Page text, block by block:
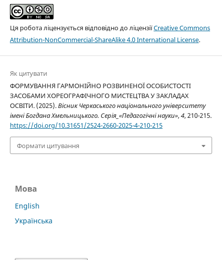
Ця робота ліцензується відповідно до ліцензіїCreative Commons
Attribution-NonCommercial-ShareAlike 4.0 International License.
Як цитувати
ФОРМУВАННЯ ГАРМОНІЙНО РОЗВИНЕНОЇ ОСОБИСТОСТІ
ЗАСОБАМИ ХОРЕОГРАФІЧНОГО МИСТЕЦТВА У ЗАКЛАДАХ
ОСВІТИ. (2025).Вісник Черкаського національного університету
імені Богдана Хмельницького. Серія_«Педагогічні науки»,4, 210-215.
https://doi.org/10.31651/2524-2660-2025-4-210-215
Формати цитування
Мова
English
Українська